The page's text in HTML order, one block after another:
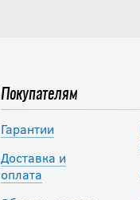
Покупателям
Гарантии
Доставка и
оплата